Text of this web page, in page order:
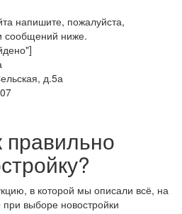
напишите, пожалуйста,
сообщений ниже.
д.5а
правильно
в которой мы описали всё, на
при выборе новостройки